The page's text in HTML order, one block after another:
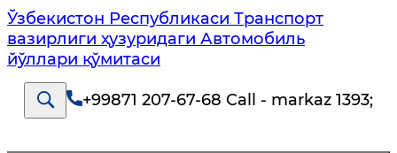
Ўзбекистон Республикаси Транспорт
вазирлиги ҳузуридаги Автомобиль
йўллари қўмитаси
+99871 207-67-68 Call - markaz 1393;